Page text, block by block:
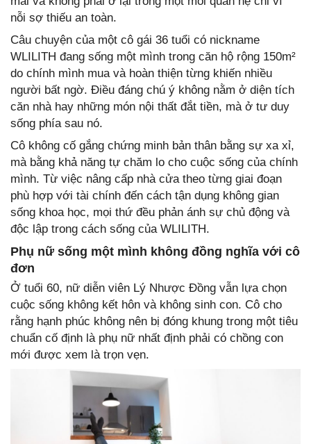
nỗi sợ thiếu an toàn.
Câu chuyện của một cô gái 36 tuổi có nickname
WLILITH đang sống một mình trong căn hộ rộng 150m²
do chính mình mua và hoàn thiện từng khiến nhiều
người bất ngờ. Điều đáng chú ý không nằm ở diện tích
căn nhà hay những món nội thất đắt tiền, mà ở tư duy
sống phía sau nó.
Cô không cố gắng chứng minh bản thân bằng sự xa xỉ,
mà bằng khả năng tự chăm lo cho cuộc sống của chính
mình. Từ việc nâng cấp nhà cửa theo từng giai đoạn
phù hợp với tài chính đến cách tận dụng không gian
sống khoa học, mọi thứ đều phản ánh sự chủ động và
độc lập trong cách sống của WLILITH.
Phụ nữ sống một mình không đồng nghĩa với cô
đơn
Ở tuổi 60, nữ diễn viên Lý Nhược Đồng vẫn lựa chọn
cuộc sống không kết hôn và không sinh con. Cô cho
rằng hạnh phúc không nên bị đóng khung trong một tiêu
chuẩn cố định là phụ nữ nhất định phải có chồng con
mới được xem là trọn vẹn.